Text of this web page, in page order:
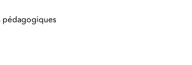
pédagogiques